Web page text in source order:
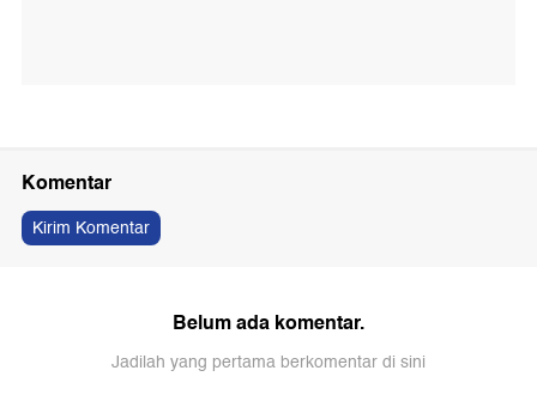
Komentar
Kirim Komentar
Belum ada komentar.
Jadilah yang pertama berkomentar di sini